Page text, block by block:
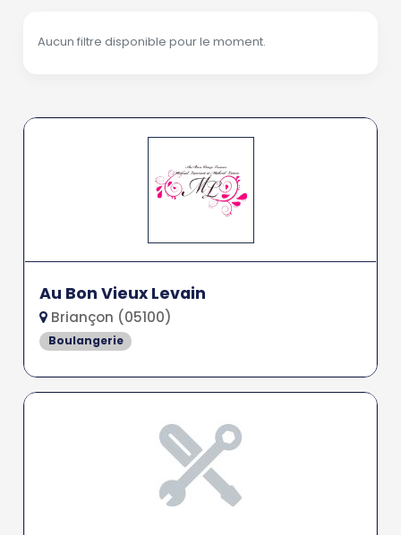
Aucun filtre disponible pour le moment.
Au Bon Vieux Levain
Briançon (05100)
Boulangerie